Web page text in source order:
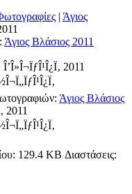
| Άγιος
Άγιος Βλάσιος 2011
Î’Î»Î¬ÏƒÎ¹Î¿Ï‚ 2011
Άγιος Βλάσιος
2011
129.4 KB Διαστάσεις: